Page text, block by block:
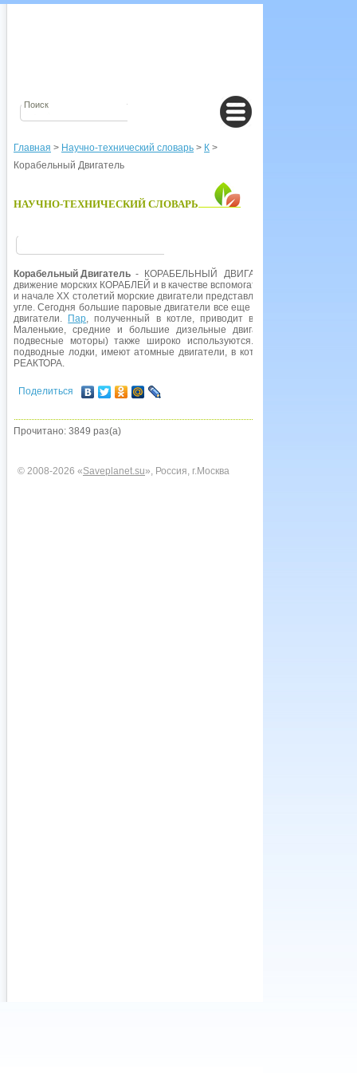
Главная > Научно-технический словарь > К >
Корабельный Двигатель
НАУЧНО-ТЕХНИЧЕСКИЙ СЛОВАРЬ
Корабельный Двигатель - КОРАБЕЛЬНЫЙ ДВИГАТЕЛЬ, силовая
движение морских КОРАБЛЕЙ и в качестве вспомогательной установки в
и начале XX столетий морские двигатели представляли собой
угле. Сегодня большие паровые двигатели все еще используются, но
двигатели.
Пар, полученный в котле, приводит в движение турбину,
Маленькие, средние и большие дизельные двигатели, а также
подвесные моторы) также широко используются. Некоторые
подводные лодки, имеют атомные двигатели, в которых пар для
РЕАКТОРА.
Поделиться
Прочитано: 3849 раз(а)
© 2008-2026 «Saveplanet.su», Россия, г.Москва